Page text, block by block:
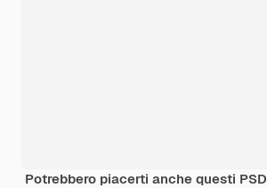
Potrebbero piacerti anche questi PSD